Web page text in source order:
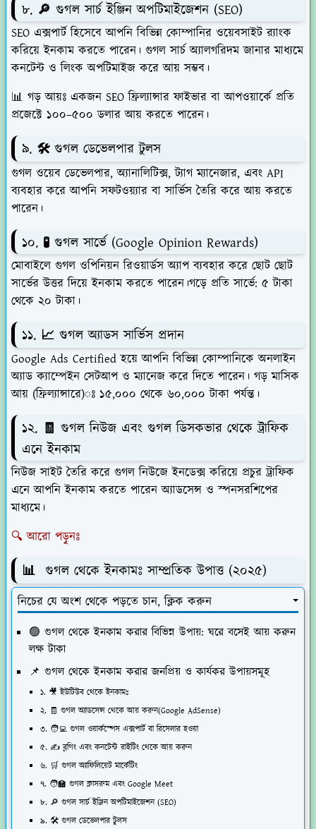
৮. 🔎 গুগল সার্চ ইঞ্জিন অপটিমাইজেশন (SEO)
SEO এক্সপার্ট হিসেবে আপনি বিভিন্ন কোম্পানির ওয়েবসাইট র‍্যাংক
করিয়ে ইনকাম করতে পারেন। গুগল সার্চ অ্যালগরিদম জানার মাধ্যমে
কনটেন্ট ও লিংক অপটিমাইজ করে আয় সম্ভব।
📊 গড় আয়ঃ একজন SEO ফ্রিল্যান্সার ফাইভার বা আপওয়ার্কে প্রতি
প্রজেক্টে ১০০–৫০০ ডলার আয় করতে পারেন।
৯. 🛠️ গুগল ডেভেলপার টুলস
গুগল ওয়েব ডেভেলপার, অ্যানালিটিক্স, ট্যাগ ম্যানেজার, এবং API
ব্যবহার করে আপনি সফটওয়্যার বা সার্ভিস তৈরি করে আয় করতে
পারেন।
১০. 🧪 গুগল সার্ভে (Google Opinion Rewards)
মোবাইলে গুগল ওপিনিয়ন রিওয়ার্ডস অ্যাপ ব্যবহার করে ছোট ছোট
সার্ভের উত্তর দিয়ে ইনকাম করতে পারেন।গড়ে প্রতি সার্ভে: ৫ টাকা
থেকে ২০ টাকা।
১১. 📈 গুগল অ্যাডস সার্ভিস প্রদান
Google Ads Certified হয়ে আপনি বিভিন্ন কোম্পানিকে অনলাইন
অ্যাড ক্যাম্পেইন সেটআপ ও ম্যানেজ করে দিতে পারেন। গড় মাসিক
আয় (ফ্রিল্যান্সারে)ঃ ১৫,০০০ থেকে ৬০,০০০ টাকা পর্যন্ত।
১২. 🧾 গুগল নিউজ এবং গুগল ডিসকভার থেকে ট্রাফিক
এনে ইনকাম
নিউজ সাইট তৈরি করে গুগল নিউজে ইনডেক্স করিয়ে প্রচুর ট্রাফিক
এনে আপনি ইনকাম করতে পারেন অ্যাডসেন্স ও স্পনসরশিপের
মাধ্যমে।
🔍 আরো পড়ুনঃ
📊 গুগল থেকে ইনকামঃসাম্প্রতিক উপাত্ত (২০২৫)
নিচের যে অংশ থেকে পড়তে চান, ক্লিক করুন
🟢 গুগল থেকে ইনকাম করার বিভিন্ন উপায়: ঘরে বসেই আয় করুন
লক্ষ টাকা
📌 গুগল থেকে ইনকাম করার জনপ্রিয় ও কার্যকর উপায়সমূহ
১. 🎥 ইউটিউব থেকে ইনকামঃ
২. 🧾 গুগল অ্যাডসেন্স থেকে আয় করুন(Google AdSense)
৩. 🧑‍💻 গুগল ওয়ার্কস্পেস এক্সপার্ট বা রিসেলার হওয়া
৫. ✍️ ব্লগিং এবং কনটেন্ট রাইটিং থেকে আয় করুন
৬. 🛒 গুগল অ্যাফিলিয়েট মার্কেটিং
৭. 🧑‍🏫 গুগল ক্লাসরুম এবং Google Meet
৮. 🔎 গুগল সার্চ ইঞ্জিন অপটিমাইজেশন (SEO)
৯. 🛠️ গুগল ডেভেলপার টুলস